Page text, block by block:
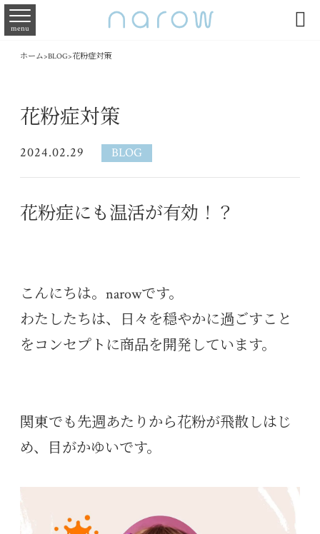
menu 
ホーム>BLOG>花粉症対策
花粉症対策
2024.02.29 BLOG
花粉症にも温活が有効！？
こんにちは。narowです。
わたしたちは、日々を穏やかに過ごすこと
をコンセプトに商品を開発しています。
関東でも先週あたりから花粉が飛散しはじ
め、目がかゆいです。